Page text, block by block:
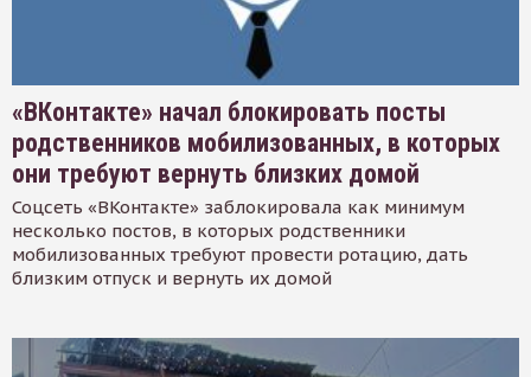
«ВКонтакте» начал блокировать посты
родственников мобилизованных, в которых
они требуют вернуть близких домой
Соцсеть «ВКонтакте» заблокировала как минимум
несколько постов, в которых родственники
мобилизованных требуют провести ротацию, дать
близким отпуск и вернуть их домой